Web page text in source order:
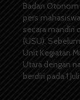
Badan Otonom
pers
secara mandiri
(USU).
Unit Kegiatan
Utara dengan
berdiri pada 1